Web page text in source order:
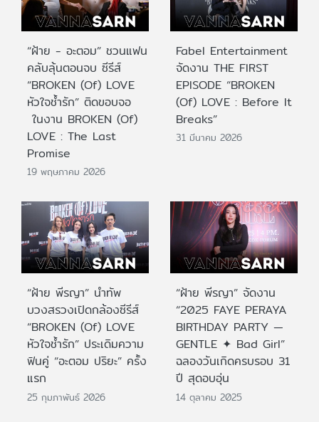
“ฝ้าย - อะตอม” ชวนแฟน
คลับลุ้นตอนจบ ซีรีส์
“BROKEN (Of) LOVE
หัวใจช้ำรัก” ติดขอบจอ
ในงาน BROKEN (Of)
LOVE : The Last
Promise
19 พฤษภาคม 2026
Fabel Entertainment
จัดงาน THE FIRST
EPISODE “BROKEN
(Of) LOVE : Before lt
Breaks”
31 มีนาคม 2026
“ฝ้าย พีรญา” นำทัพ
บวงสรวงเปิดกล้องซีรีส์
“BROKEN (Of) LOVE
หัวใจช้ำรัก” ประเดิมความ
ฟินคู่ “อะตอม ปริยะ” ครั้ง
แรก
25 กุมภาพันธ์ 2026
“ฝ้าย พีรญา” จัดงาน
“2025 FAYE PERAYA
BIRTHDAY PARTY —
GENTLE ✦ Bad Girl”
ฉลองวันเกิดครบรอบ 31
ปี สุดอบอุ่น
14 ตุลาคม 2025